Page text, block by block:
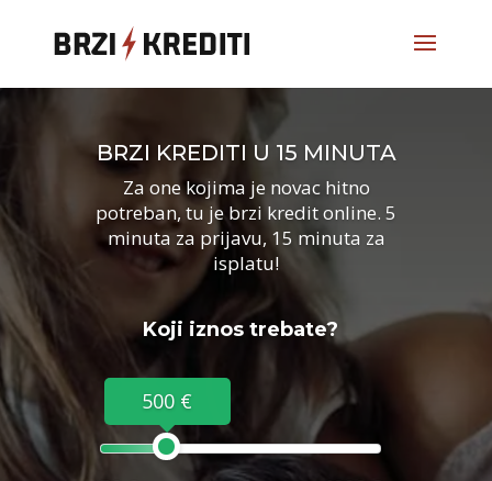
BRZI KREDITI U 15 MINUTA
Za one kojima je novac hitno
potreban, tu je brzi kredit online. 5
minuta za prijavu, 15 minuta za
isplatu!
Koji iznos trebate?
500 €